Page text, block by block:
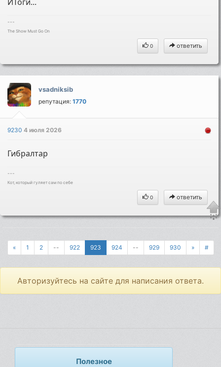
---
The Show Must Go On
0 ответить
vsadniksib
репутация:1770
92304 июля 2026
Гибралтар
---
Кот, который гуляет сам по себе
0 ответить
« 1 2 -- 922 923 924 -- 929 930 » #
Авторизуйтесь на сайте для написания ответа.
Полезное